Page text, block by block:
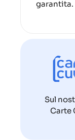
garantita.
Sul
Carte